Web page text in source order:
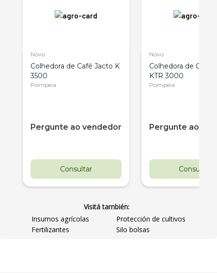
Novo
Colhedora de Café Jacto K
3500
Pompeia
Pergunte ao vendedor
Consultar
Novo
Colhedora de Café
KTR 3000
Pompeia
Pergunte ao
Consultar
Visitá también:
Insumos agrícolas
Protección de cultivos
Fertilizantes
Silo bolsas